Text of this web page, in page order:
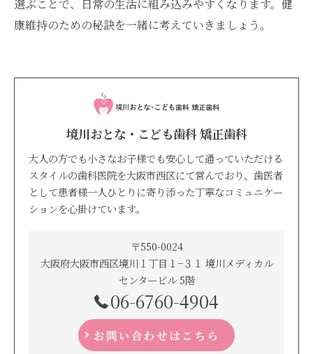
選ぶことで、日常の生活に組み込みやすくなります。健
康維持のための秘訣を一緒に考えていきましょう。
境川おとな・こども歯科 矯正歯科
大人の方でも小さなお子様でも安心して通っていただける
スタイルの歯科医院を大阪市西区にて営んでおり、歯医者
として患者様一人ひとりに寄り添った丁寧なコミュニケー
ションを心掛けています。
〒550-0024
大阪府大阪市西区境川１丁目１−３１ 境川メディカル
センタービル 5階
06-6760-4904
お問い合わせはこちら